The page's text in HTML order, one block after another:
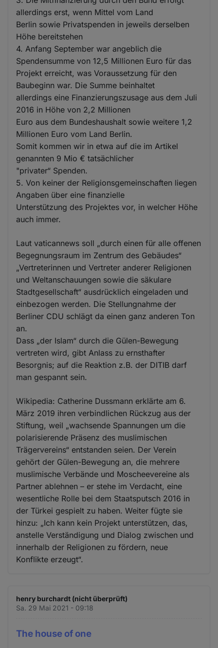
allerdings erst, wenn Mittel vom Land
Berlin sowie Privatspenden in jeweils derselben
Höhe bereitstehen
4. Anfang September war angeblich die
Spendensumme von 12,5 Millionen Euro für das
Projekt erreicht, was Voraussetzung für den
Baubeginn war. Die Summe beinhaltet
allerdings eine Finanzierungszusage aus dem Juli
2016 in Höhe von 2,2 Millionen
Euro aus dem Bundeshaushalt sowie weitere 1,2
Millionen Euro vom Land Berlin.
Somit kommen wir in etwa auf die im Artikel
genannten 9 Mio € tatsächlicher
"privater“ Spenden.
5. Von keiner der Religionsgemeinschaften liegen
Angaben über eine finanzielle
Unterstützung des Projektes vor, in welcher Höhe
auch immer.
Laut vaticannews soll „durch einen für alle offenen
Begegnungsraum im Zentrum des Gebäudes“
„Vertreterinnen und Vertreter anderer Religionen
und Weltanschauungen sowie die säkulare
Stadtgesellschaft“ ausdrücklich eingeladen und
einbezogen werden. Die Stellungnahme der
Berliner CDU schlägt da einen ganz anderen Ton
an.
Dass „der Islam“ durch die Gülen-Bewegung
vertreten wird, gibt Anlass zu ernsthafter
Besorgnis; auf die Reaktion z.B. der DITIB darf
man gespannt sein.
Wikipedia: Catherine Dussmann erklärte am 6.
März 2019 ihren verbindlichen Rückzug aus der
Stiftung, weil „wachsende Spannungen um die
polarisierende Präsenz des muslimischen
Trägervereins“ entstanden seien. Der Verein
gehört der Gülen-Bewegung an, die mehrere
muslimische Verbände und Moscheevereine als
Partner ablehnen – er stehe im Verdacht, eine
wesentliche Rolle bei dem Staatsputsch 2016 in
der Türkei gespielt zu haben. Weiter fügte sie
hinzu: „Ich kann kein Projekt unterstützen, das,
anstelle Verständigung und Dialog zwischen und
innerhalb der Religionen zu fördern, neue
Konflikte erzeugt“.
henry burchardt (nicht überprüft)
Sa. 29 Mai 2021 - 09:18
The house of one